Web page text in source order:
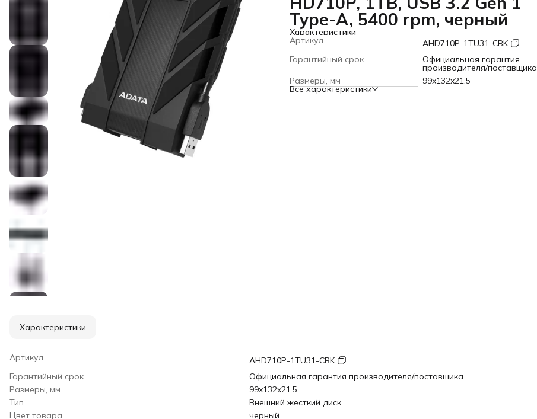
Type-A, 5400 rpm, черный
Характеристики
Артикул
AHD710P-1TU31-CBK
Гарантийный срок
Официальная гарантия
производителя/поставщика
Размеры, мм
99x132x21.5
Все характеристики
Характеристики
Артикул
AHD710P-1TU31-CBK
Гарантийный срок
Официальная гарантия производителя/поставщика
Размеры, мм
99x132x21.5
Тип
Внешний жесткий диск
Цвет товара
черный